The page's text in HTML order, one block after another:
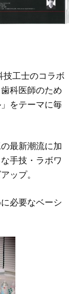
工士のコラボ
科医師のため
をテーマに毎
最新潮流に加
手技・ラボワ
ップ。
必要なベーシ